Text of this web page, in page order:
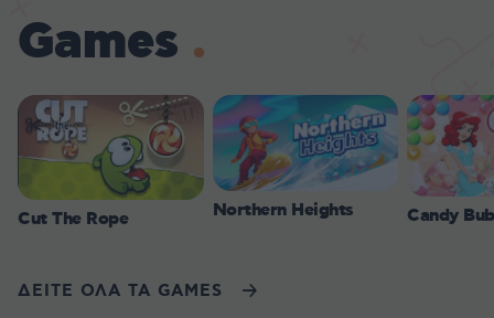
Games
Cut The Rope Northern Heights Candy
ΔΕΙΤΕ ΟΛΑ ΤΑ GAMES